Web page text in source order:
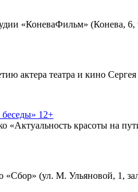
«КоневаФильм» (Конева, 6,
актера театра и кино
беседы» 12+
«Актуальность красоты на
«Сбор» (ул. М. Ульяновой, 1,